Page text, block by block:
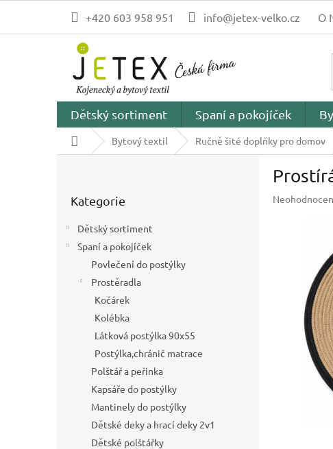
obsah
+420 603 958 951 info@jetex-velko.cz O
Dětský sortiment Spaní a pokojíček
Domů Bytový textil Ručně šité doplňky pro domov
kategorie
Kategorie
Dětský sortiment
Spaní a pokojíček
Povlečení do postýlky
Prostěradla
Kočárek
Kolébka
Látková postýlka 90x55
Postýlka,chránič matrace
Polštář a peřinka
Kapsáře do postýlky
Mantinely do postýlky
Dětské deky a hrací deky 2v1
Dětské polštářky
Průměrné
hvězdiček.